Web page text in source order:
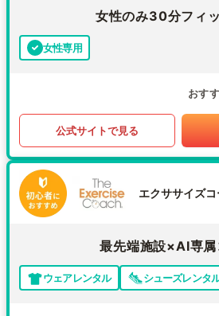
女性のみ30分フィ
女性専用
おす
公式サイトで見る
エクササイズ
最先端施設×AI専属
ウェアレンタル シューズレンタ